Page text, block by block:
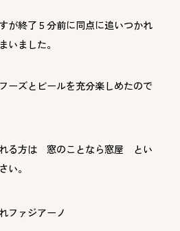
が終了５分前に同点に追いつかれ
いました。
ーズとビールを充分楽しめたので
れる方は 窓のことなら窓屋 とい
い。
ファジアーノ